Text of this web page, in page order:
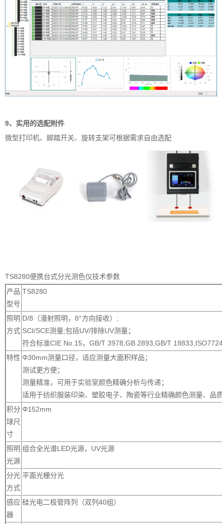
9、实用的选配附件
微型打印机、脚踏开关、旋转支架可根据需求自由选配
TS8280便携台式分光测色仪技术参数
产品
型号
TS8280
照明
方式
D/8（漫射照明，8°方向接收）;
SCI/SCE测量;包括UV/排除UV测量；
符合标准CIE No.15，GB/T 3978,GB 2893,GB/T
特性 Φ30mm测量口径，适应测量大面积样品；
测试更方便；
测量精准，可用于实验室颜色精确分析与传递；
适用于纺织服装印染、塑胶电子、陶瓷等行业精确颜色测量、品
积分
球尺
寸
Φ152mm
照明
光源
组合全光谱LED光源，UV光源
分光
方式
平面光栅分光
感应
器
硅光电二极管阵列（双列40组）